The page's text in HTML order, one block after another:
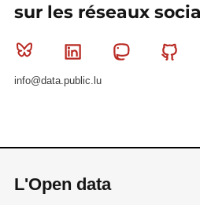
sur les réseaux
Bluesky Linkedin Mastodon
info@data.public.lu
L'Open data